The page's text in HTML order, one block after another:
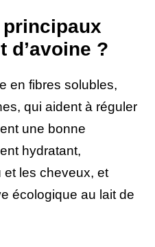
d’avoine ?
en fibres solubles,
qui aident à réguler
une bonne
hydratant,
et les cheveux, et
écologique au lait de